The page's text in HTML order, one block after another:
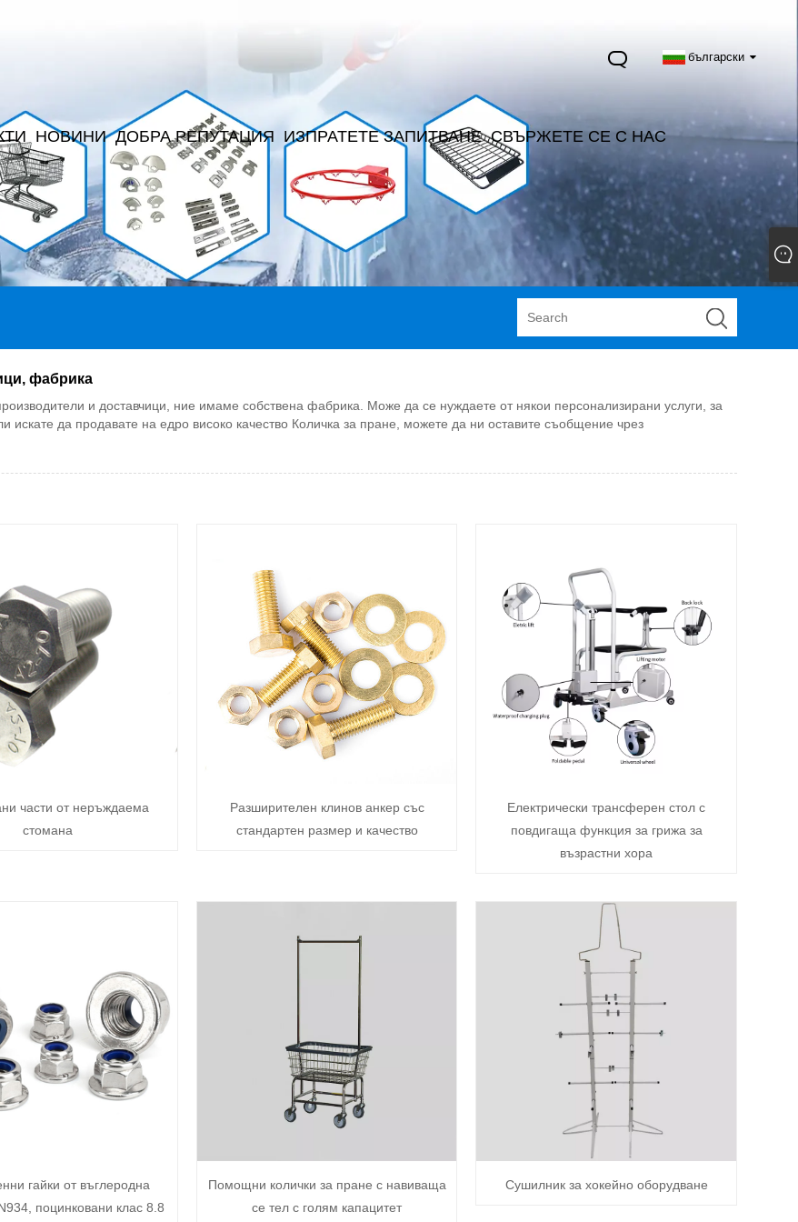
български
НОВИНИ ДОБРА РЕПУТАЦИЯ ИЗПРАТЕТЕ ЗАПИТВАНЕ СВЪРЖЕТЕ СЕ С НАС
фабрика
и доставчици, ние имаме собствена фабрика. Може да се нуждаете от някои персонализирани услуги, за
искате да продавате на едро високо качество Количка за пране, можете да ни оставите съобщение чрез
части от неръждаема
стомана
Разширителен клинов анкер със
стандартен размер и качество
Електрически трансферен стол с
повдигаща функция за грижа за
възрастни хора
гайки от въглеродна
поцинковани клас 8.8
Помощни колички за пране с навиваща
се тел с голям капацитет
Сушилник за хокейно оборудване